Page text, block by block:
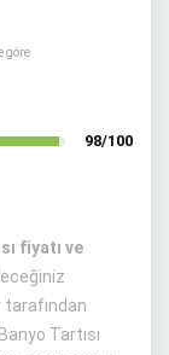
göre
98/100
fiyatı ve
tarafından
Tartısı